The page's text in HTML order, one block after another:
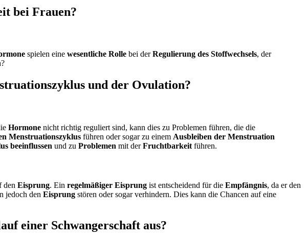
bei Frauen?
spielen eine wesentliche Rolle bei derRegulierung des Stoffwechsels, der
und der Ovulation?
Hormone nicht richtig reguliert sind, kann dies zu Problemen führen, die die
Menstruationszyklus führen oder sogar zu einem Ausbleiben der Menstruation
beeinflussen und zu Problemen mit derFruchtbarkeit führen.
den Eisprung. Ein regelmäßiger Eisprung ist entscheidend für die Empfängnis, da er den
jedoch den Eisprung stören oder sogar verhindern. Dies kann die Chancen auf eine
einer Schwangerschaft aus?